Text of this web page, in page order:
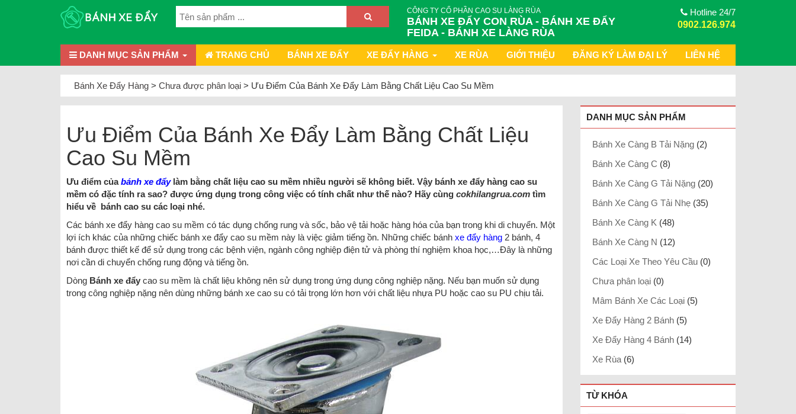
CÔNG TY CỔ PHẦN CAO SU LÀNG RÙA
BÁNH XE ĐẨY CON RÙA - BÁNH XE ĐẨY
FEIDA - BÁNH XE LÀNG RÙA
Hotline 24/7
0902.126.974
DANH MỤC SẢN PHẨM TRANG CHỦ BÁNH XE ĐẨY XE ĐẨY HÀNG XE RÙA GIỚI THIỆU ĐĂNG KÝ LÀM ĐẠI LÝ LIÊN HỆ
Bánh Xe Đẩy Hàng > Chưa được phân loại > Ưu Điểm Của Bánh Xe Đẩy Làm Bằng Chất Liệu Cao Su Mềm
Ưu Điểm Của Bánh Xe Đẩy Làm Bằng Chất Liệu
Cao Su Mềm
Ưu điểm củabánh xe đẩylàm bằng chất liệu cao su mềm nhiều người sẽ không biết. Vậy bánh xe đẩy hàng cao su
mềm có đặc tính ra sao? được ứng dụng trong công việc có tính chất như thế nào? Hãy cùng cokhilangrua.com tìm
hiểu về bánh cao su các loại nhé.
Các bánh xe đẩy hàng cao su mềm có tác dụng chống rung và sốc, bảo vệ tải hoặc hàng hóa của bạn trong khi di chuyển. Một
lợi ích khác của những chiếc bánh xe đẩy cao su mềm này là việc giảm tiếng ồn. Những chiếc bánh xe đẩy hàng 2 bánh, 4
bánh được thiết kế để sử dụng trong các bệnh viện, ngành công nghiệp điện tử và phòng thí nghiệm khoa học,…Đây là những
nơi cần di chuyển chống rung động và tiếng ồn.
Dòng Bánh xe đẩy cao su mềm là chất liệu không nên sử dụng trong ứng dụng công nghiệp nặng. Nếu bạn muốn sử dụng
trong công nghiệp nặng nên dùng những bánh xe cao su có tải trọng lớn hơn với chất liệu nhựa PU hoặc cao su PU chịu tải.
DANH MỤC SẢN PHẨM
Bánh Xe Càng B Tải Nặng (2)
Bánh Xe Càng C (8)
Bánh Xe Càng G Tải Nặng (20)
Bánh Xe Càng G Tải Nhẹ (35)
Bánh Xe Càng K (48)
Bánh Xe Càng N (12)
Các Loại Xe Theo Yêu Cầu (0)
Chưa phân loại (0)
Mâm Bánh Xe Các Loại (5)
Xe Đẩy Hàng 2 Bánh (5)
Xe Đẩy Hàng 4 Bánh (14)
Xe Rùa (6)
TỪ KHÓA